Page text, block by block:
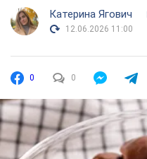
Катерина Ягович
12.06.2026 11:00
0 0